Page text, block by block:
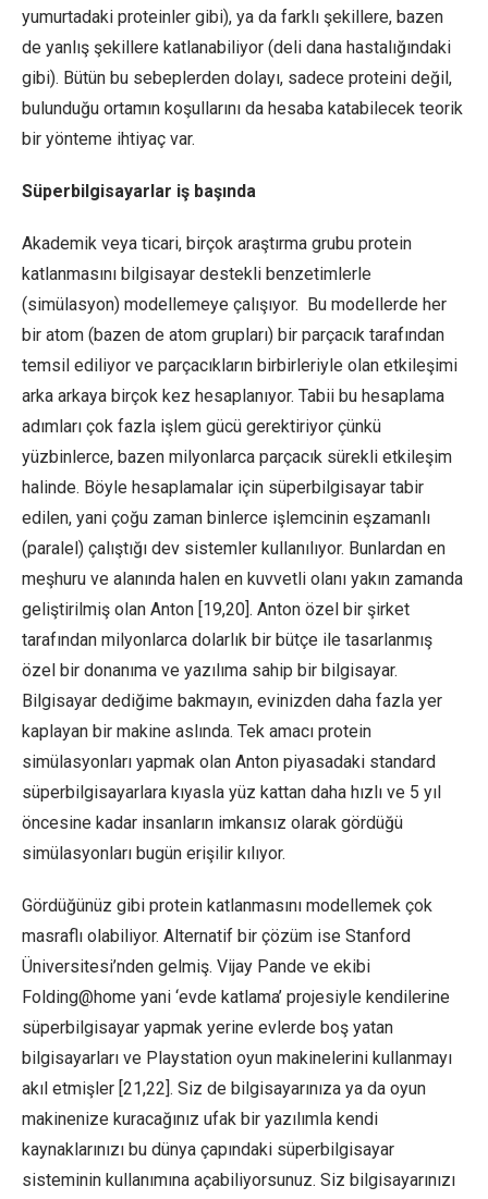
yumurtadaki proteinler gibi), ya da farklı şekillere, bazen
de yanlış şekillere katlanabiliyor (deli dana hastalığındaki
gibi). Bütün bu sebeplerden dolayı, sadece proteini değil,
bulunduğu ortamın koşullarını da hesaba katabilecek teorik
bir yönteme ihtiyaç var.
Süperbilgisayarlar iş başında
Akademik veya ticari, birçok araştırma grubu protein
katlanmasını bilgisayar destekli benzetimlerle
(simülasyon) modellemeye çalışıyor. Bu modellerde her
bir atom (bazen de atom grupları) bir parçacık tarafından
temsil ediliyor ve parçacıkların birbirleriyle olan etkileşimi
arka arkaya birçok kez hesaplanıyor. Tabii bu hesaplama
adımları çok fazla işlem gücü gerektiriyor çünkü
yüzbinlerce, bazen milyonlarca parçacık sürekli etkileşim
halinde. Böyle hesaplamalar için süperbilgisayar tabir
edilen, yani çoğu zaman binlerce işlemcinin eşzamanlı
(paralel) çalıştığı dev sistemler kullanılıyor. Bunlardan en
meşhuru ve alanında halen en kuvvetli olanı yakın zamanda
geliştirilmiş olan Anton [19,20]. Anton özel bir şirket
tarafından milyonlarca dolarlık bir bütçe ile tasarlanmış
özel bir donanıma ve yazılıma sahip bir bilgisayar.
Bilgisayar dediğime bakmayın, evinizden daha fazla yer
kaplayan bir makine aslında. Tek amacı protein
simülasyonları yapmak olan Anton piyasadaki standard
süperbilgisayarlara kıyasla yüz kattan daha hızlı ve 5 yıl
öncesine kadar insanların imkansız olarak gördüğü
simülasyonları bugün erişilir kılıyor.
Gördüğünüz gibi protein katlanmasını modellemek çok
masraflı olabiliyor. Alternatif bir çözüm ise Stanford
Üniversitesi’nden gelmiş. Vijay Pande ve ekibi
Folding@home yani ‘evde katlama’ projesiyle kendilerine
süperbilgisayar yapmak yerine evlerde boş yatan
bilgisayarları ve Playstation oyun makinelerini kullanmayı
akıl etmişler [21,22]. Siz de bilgisayarınıza ya da oyun
makinenize kuracağınız ufak bir yazılımla kendi
kaynaklarınızı bu dünya çapındaki süperbilgisayar
sisteminin kullanımına açabiliyorsunuz. Siz bilgisayarınızı